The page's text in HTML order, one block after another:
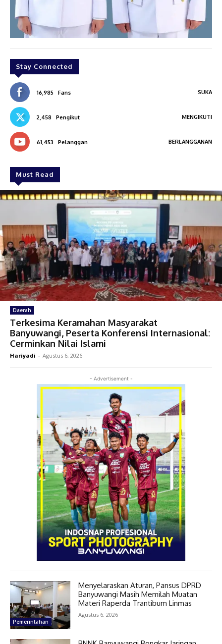
Stay Connected
16,985 Fans SUKA
2,458 Pengikut MENGIKUTI
61,453 Pelanggan BERLANGGANAN
Must Read
Daerah
Terkesima Keramahan Masyarakat
Banyuwangi, Peserta Konferensi Internasional:
Cerminkan Nilai Islami
Hariyadi - Agustus 6, 2026
- Advertisement -
Pemerintahan
Menyelaraskan Aturan, Pansus DPRD
Banyuwangi Masih Memilah Muatan
Materi Raperda Trantibum Linmas
Agustus 6, 2026